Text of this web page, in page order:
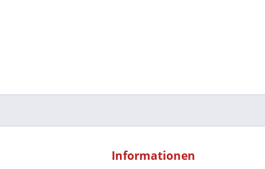
Informationen